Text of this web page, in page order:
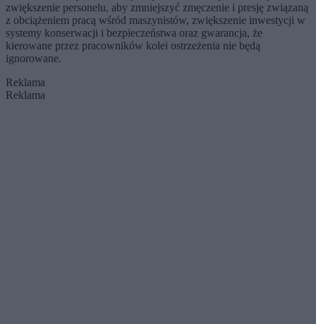
zwiększenie personelu, aby zmniejszyć zmęczenie i presję związaną
z obciążeniem pracą wśród maszynistów, zwiększenie inwestycji w
systemy konserwacji i bezpieczeństwa oraz gwarancja, że
kierowane przez pracowników kolei ostrzeżenia nie będą
ignorowane.
Reklama
Reklama